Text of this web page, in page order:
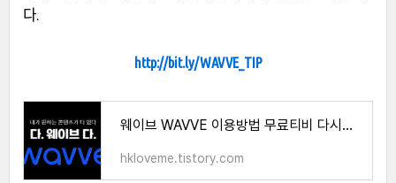
다.
http://bit.ly/WAVVE_TIP
웨이브 WAVVE 이용방법 무료티비 다시보기 3개월 100원 할인꿀팁
hkloveme.tistory.com